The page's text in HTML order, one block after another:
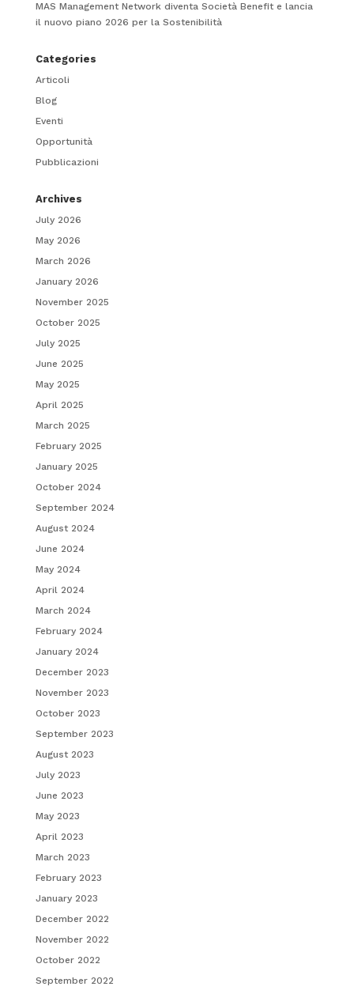
MAS Management Network diventa Società Benefit e lancia
il nuovo piano 2026 per la Sostenibilità
Categories
Articoli
Blog
Eventi
Opportunità
Pubblicazioni
Archives
July 2026
May 2026
March 2026
January 2026
November 2025
October 2025
July 2025
June 2025
May 2025
April 2025
March 2025
February 2025
January 2025
October 2024
September 2024
August 2024
June 2024
May 2024
April 2024
March 2024
February 2024
January 2024
December 2023
November 2023
October 2023
September 2023
August 2023
July 2023
June 2023
May 2023
April 2023
March 2023
February 2023
January 2023
December 2022
November 2022
October 2022
September 2022